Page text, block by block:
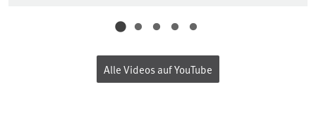
Alle Videos auf YouTube